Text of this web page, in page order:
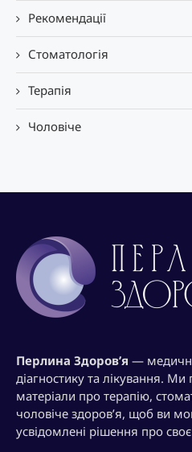
Рекомендації
Стоматологія
Терапія
Чоловіче
Перлина Здоров’я —
діагностику та лікування. Ми
матеріали про терапію,
чоловіче здоров’я, щоб ви
усвідомлені рішення про